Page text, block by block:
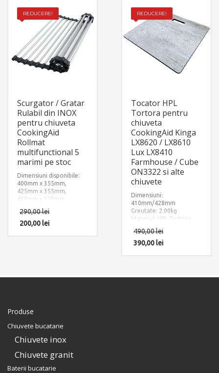
REDUCERE!
Scurgator / Gratar
Rulabil din INOX
pentru chiuveta
CookingAid
Rollmat
multifunctional 5
marimi pe stoc
Dimensiuni disponibile:
400mm x 355mm,
425mm x 355mm,
430mm x 320mm,
440mm x 355mm,
500mm x 355mm
Material: INOX + Silicon
290,00lei
200,00lei
REDUCERE!
Tocator HPL
Tortora pentru
chiuveta
CookingAid Kinga
LX8620 / LX8610
Lux LX8410
Farmhouse / Cube
ON3322 si alte
chiuvete
Dimensiuni:
410mm/428mm
Greutate: 2.00kg
Material: HPL Tortora
490,00lei
390,00lei
Produse
Chiuvete bucatarie
Chiuvete inox
Chiuvete granit
Baterii bucatarie